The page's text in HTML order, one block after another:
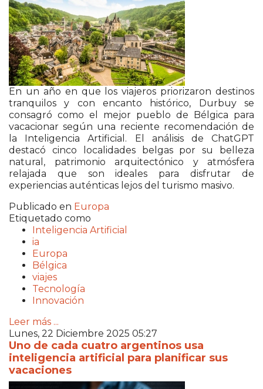
En un año en que los viajeros priorizaron destinos
tranquilos y con encanto histórico, Durbuy se
consagró como el mejor pueblo de Bélgica para
vacacionar según una reciente recomendación de
la Inteligencia Artificial. El análisis de ChatGPT
destacó cinco localidades belgas por su belleza
natural, patrimonio arquitectónico y atmósfera
relajada que son ideales para disfrutar de
experiencias auténticas lejos del turismo masivo.
Publicado en Europa
Etiquetado como
Inteligencia Artificial
ia
Europa
Bélgica
viajes
Tecnología
Innovación
Leer más ...
Lunes, 22 Diciembre 2025 05:27
Uno de cada cuatro argentinos usa
inteligencia artificial para planificar sus
vacaciones